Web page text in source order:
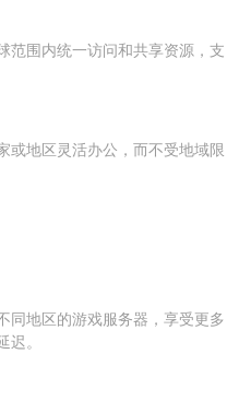
范围内统一访问和共享资源，支
或地区灵活办公，而不受地域限
同地区的游戏服务器，享受更多
。